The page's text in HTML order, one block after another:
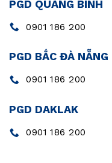
PGD QUẢNG BÌNH
0901 186 200
PGD BẮC ĐÀ NẴNG
0901 186 200
PGD DAKLAK
0901 186 200